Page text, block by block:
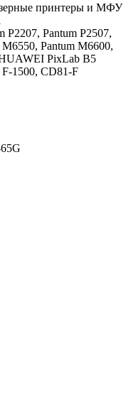
принтеры и МФУ
P2207, Pantum P2507,
M6550, Pantum M6600,
PixLab B5
F-1500, CD81-F